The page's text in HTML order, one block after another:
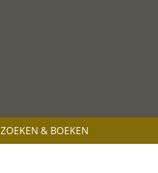
ZOEKEN & BOEKEN